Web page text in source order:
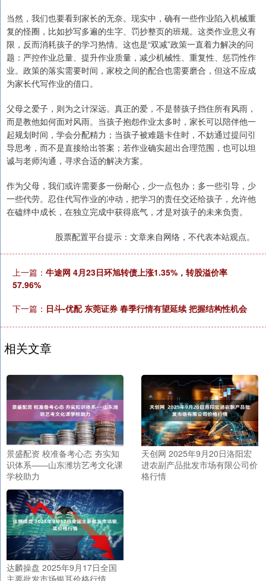
当然，我们也要看到家长的无奈。现实中，确有一些作业陷入机械重
复的怪圈，比如抄写多遍的生字、罚抄整页的班规。这类作业意义有
限，反而消耗孩子的学习热情。这也是“双减”政策一直着力解决的问
题：严控作业总量、提升作业质量，减少机械性、重复性、惩罚性作
业。政策的落实需要时间，家校之间的配合也需要磨合，但这不应成
为家长代写作业的借口。
父母之爱子，则为之计深远。真正的爱，不是替孩子挡住所有风雨，
而是教他如何面对风雨。当孩子抱怨作业太多时，家长可以陪伴他一
起规划时间，学会分配精力；当孩子被难题卡住时，不妨通过提问引
导思考，而不是直接给出答案；若作业确实超出合理范围，也可以坦
诚与老师沟通，寻求合适的解决方案。
作为父母，我们或许需要多一份耐心，少一点包办；多一些引导，少
一些代劳。忍住代写作业的冲动，把学习的责任交还给孩子，允许他
在磕绊中成长，在独立完成中获得底气，才是对孩子的未来负责。
股票配置平台提示：文章来自网络，不代表本站观点。
上一篇： 牛途网 4月23日环旭转债上涨1.35%，转股溢价率
57.96%
下一篇： 日斗-优配 东莞证券 春季行情有望延续 把握结构性机会
相关文章
景盛配资 校准备考心态 夯实知
识体系——山东潍坊艺考文化课
学校助力
天创网 2025年9月20日洛阳宏
进农副产品批发市场有限公司价
格行情
达麟操盘 2025年9月17日全国